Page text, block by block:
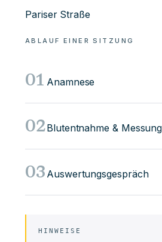
Pariser Straße
ABLAUF EINER SITZUNG
01 Anamnese
02Blutentnahme & Messung
03 Auswertungsgespräch
HINWEISE